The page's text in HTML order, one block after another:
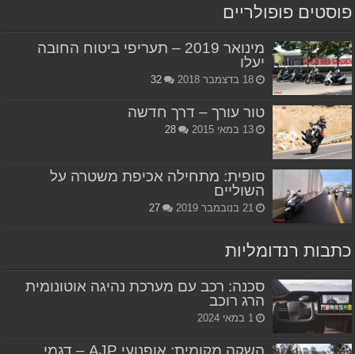
פוסטים פופולריים
מינואר 2019 – תעריפי ביטוח החובה
יעלו
18 בדצמבר 2018 32
טור עורך – דרך חדשה
13 במאי 2015 28
סופית: מתחילה אכיפת משטרה על
השוליים
21 בנובמבר 2019 27
כתבות רנדומליות
סכנה: רכב עם מערכת נהיגה אוטונומית
הרג רוכב
1 במאי 2024
השקה מקומית: אופנועי AJP – דגמי